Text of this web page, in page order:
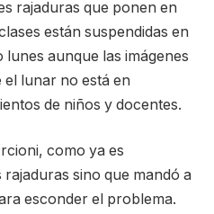
rajaduras que ponen en
están suspendidas en
aunque las imágenes
el lunar no está en
de niños y docentes.
como ya es
sino que mandó a
esconder el problema.